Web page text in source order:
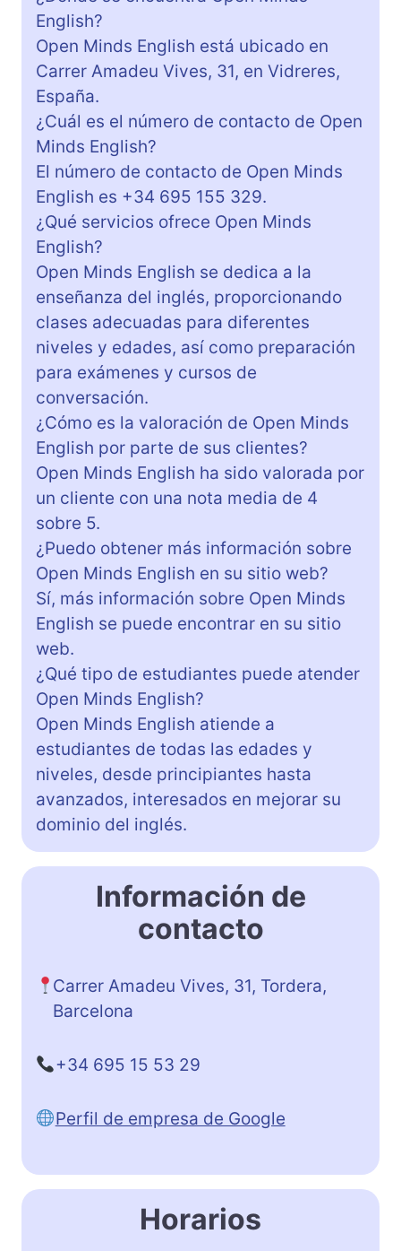
English?
Open Minds English está ubicado en
Carrer Amadeu Vives, 31, en Vidreres,
España.
¿Cuál es el número de contacto de Open
Minds English?
El número de contacto de Open Minds
English es +34 695 155 329.
¿Qué servicios ofrece Open Minds
English?
Open Minds English se dedica a la
enseñanza del inglés, proporcionando
clases adecuadas para diferentes
niveles y edades, así como preparación
para exámenes y cursos de
conversación.
¿Cómo es la valoración de Open Minds
English por parte de sus clientes?
Open Minds English ha sido valorada por
un cliente con una nota media de 4
sobre 5.
¿Puedo obtener más información sobre
Open Minds English en su sitio web?
Sí, más información sobre Open Minds
English se puede encontrar en su sitio
web.
¿Qué tipo de estudiantes puede atender
Open Minds English?
Open Minds English atiende a
estudiantes de todas las edades y
niveles, desde principiantes hasta
avanzados, interesados en mejorar su
dominio del inglés.
Información de
contacto
Carrer Amadeu Vives, 31, Tordera,
Barcelona
+34 695 15 53 29
Perfil de empresa de Google
Horarios